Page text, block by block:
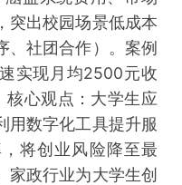
突出校园场景低成本
、社团合作）。案例
实现月均2500元收
核心观点：大学生应
用数字化工具提升服
将创业风险降至最
家政行业为大学生创